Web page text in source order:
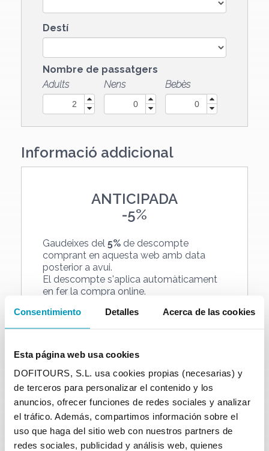
Consentimiento Detalles Acerca de las cookies
Esta página web usa cookies
DOFITOURS, S.L. usa cookies propias (necesarias) y
de terceros para personalizar el contenido y los
anuncios, ofrecer funciones de redes sociales y analizar
el tráfico. Además, compartimos información sobre el
uso que haga del sitio web con nuestros partners de
redes sociales, publicidad y análisis web, quienes
Destí
Nombre de passatgers
Adults
Nens Bebès
Informació addicional
ANTICIPADA
-5%
Gaudeixes del 5% de descompte
comprant en aquesta web amb data
posterior a avui.
El descompte s'aplica automàticament
en fer la compra online.
RESIDENTS
-25%
Oferta especial descompte25%
residents de les poblacions on l'empresa
té embarcador,només a taquilla els
caps de setmana.